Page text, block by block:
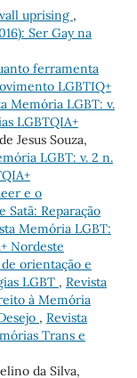
uprising ,
Ser Gay na
ferramenta
LGBTIQ+
Memória LGBT: v.
LGBTQIA+
Jesus Souza,
LGBT: v. 2 n.
e o
Satã: Reparação
Memória LGBT:
Nordeste
orientação e
LGBT , Revista
à Memória
, Revista
Trans e
da Silva,